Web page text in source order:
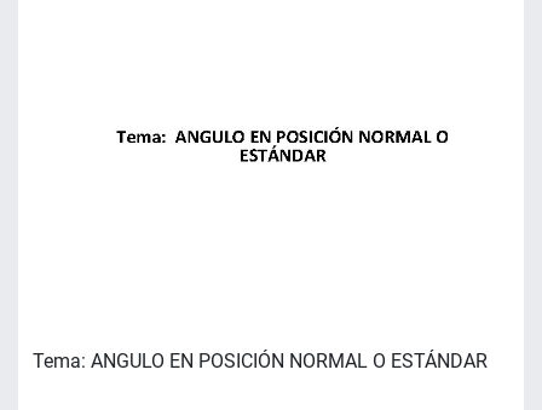
Tema: ANGULO EN POSICIÓN NORMAL O ESTÁNDAR